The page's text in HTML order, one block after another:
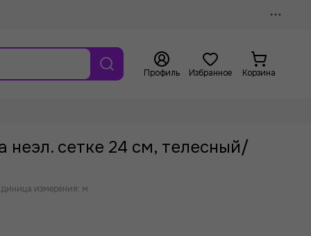
Профиль Избранное Корзина
неэл. сетке 24 см, телесный/
измерения: м